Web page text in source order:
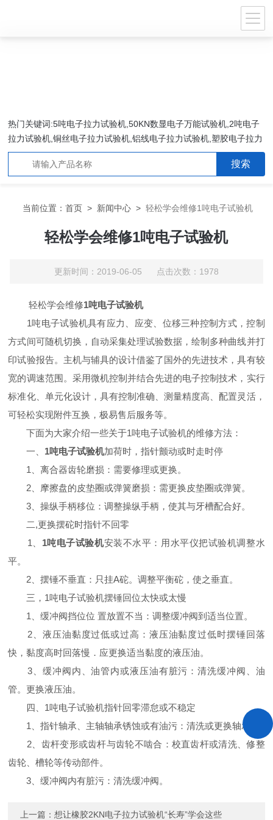
热门关键词:5吨电子拉力试验机,50KN数显电子万能试验机,2吨电子
拉力试验机,铜丝电子拉力试验机,铝线电子拉力试验机,塑胶电子拉力
试验机.
当前位置：首页 > 新闻中心 >轻松学会维修1吨电子试验机
轻松学会维修1吨电子试验机
更新时间：2019-06-05 点击次数：1978
轻松学会维修1吨电子试验机
1吨电子试验机具有应力、应变、位移三种控制方式，控制
方式间可随机切换，自动采集处理试验数据，绘制多种曲线并打
印试验报告。主机与辅具的设计借鉴了国外的先进技术，具有较
宽的调速范围。采用微机控制并结合先进的电子控制技术，实行
标准化、单元化设计，具有控制准确、测量精度高、配置灵活，
可轻松实现附件互换，极易售后服务等。
下面为大家介绍一些关于1吨电子试验机的维修方法：
一、 1吨电子试验机加荷时，指针颤动或时走时停
1、离合器齿轮磨损：需要修理或更换。
2、摩擦盘的皮垫圈或弹簧磨损：需更换皮垫圈或弹簧。
3、操纵手柄移位：调整操纵手柄，使其与牙槽配合好。
二,更换摆砣时指针不回零
1、 1吨电子试验机安装不水平：用水平仪把试验机调整水
平。
2、摆锤不垂直：只挂A砣。调整平衡砣，使之垂直。
三，1吨电子试验机摆锤回位太快或太慢
1、缓冲阀挡位位 置放置不当：调整缓冲阀到适当位置。
2、液压油黏度过低或过高：液压油黏度过低时摆锤回落
快，黏度高时回落慢．应更换适当黏度的液压油。
3、缓冲阀内、油管内或液压油有脏污：清洗缓冲阀、油
管。更换液压油。
四、1吨电子试验机指针回零滞怠或不稳定
1、指针轴承、主轴轴承锈蚀或有油污：清洗或更换轴承。
2、齿杆变形或齿杆与齿轮不啮合：校直齿杆或清洗、修整
齿轮、槽轮等传动部件。
3、缓冲阀内有脏污：清洗缓冲阀。
上一篇：想让橡胶2KN电子拉力试验机“长寿”学会这些